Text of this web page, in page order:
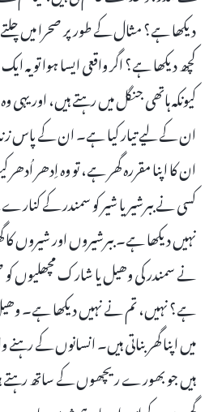
دیکھا ہے؟ مثال کے طور پر صحرا میں
کچھ دیکھا ہے؟ اگر واقعی ایسا ہوا تو یہ
کیونکہ ہاتھی جنگل میں رہتے ہیں، اور
ان کے لیے تیار کیا ہے۔ ان کے پاس
ان کا اپنا مقررہ گھر ہے، تو وہ اِدھر
کسی نے ببرشیر یا شیر کو سمندر کے
نہیں دیکھا ہے۔ ببرشیروں اور شیروں کا
نے سمندر کی وھیل یا شارک مچھلیوں کو
ہے؟ نہیں، تم نے نہیں دیکھا ہے۔
میں اپنا گھر بناتی ہیں۔ انسانوں کے
ہیں جو بھورے ریچھوں کے ساتھ رہتے